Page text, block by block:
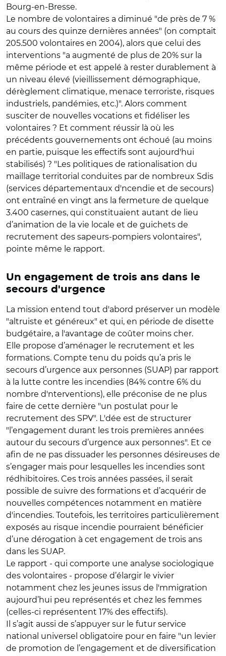
Bourg-en-Bresse.
Le nombre de volontaires a diminué "de près de 7 %
au cours des quinze dernières années" (on comptait
205.500 volontaires en 2004), alors que celui des
interventions "a augmenté de plus de 20% sur la
même période et est appelé à rester durablement à
un niveau élevé (vieillissement démographique,
dérèglement climatique, menace terroriste, risques
industriels, pandémies, etc.)". Alors comment
susciter de nouvelles vocations et fidéliser les
volontaires ? Et comment réussir là où les
précédents gouvernements ont échoué (au moins
en partie, puisque les effectifs sont aujourd'hui
stabilisés) ? "Les politiques de rationalisation du
maillage territorial conduites par de nombreux Sdis
(services départementaux d'ncendie et de secours)
ont entraîné en vingt ans la fermeture de quelque
3.400 casernes, qui constituaient autant de lieu
d’animation de la vie locale et de guichets de
recrutement des sapeurs-pompiers volontaires",
pointe même le rapport.
Un engagement de trois ans dans le
secours d'urgence
La mission entend tout d'abord préserver un modèle
"altruiste et généreux" et qui, en période de disette
budgétaire, a l'avantage de coûter moins cher.
Elle propose d’aménager le recrutement et les
formations. Compte tenu du poids qu’a pris le
secours d’urgence aux personnes (SUAP) par rapport
à la lutte contre les incendies (84% contre 6% du
nombre d'nterventions), elle préconise de ne plus
faire de cette dernière "un postulat pour le
recrutement des SPV". L'dée est de structurer
"l’engagement durant les trois premières années
autour du secours d’urgence aux personnes". Et ce
afin de ne pas dissuader les personnes désireuses de
s’engager mais pour lesquelles les incendies sont
rédhibitoires. Ces trois années passées, il serait
possible de suivre des formations et d’acquérir de
nouvelles compétences notamment en matière
d'incendies. Toutefois, les territoires particulièrement
exposés au risque incendie pourraient bénéficier
d’une dérogation à cet engagement de trois ans
dans les SUAP.
Le rapport - qui comporte une analyse sociologique
des volontaires - propose d’élargir le vivier
notamment chez les jeunes issus de l'mmigration
aujourd’hui peu représentés et chez les femmes
(celles-ci représentent 17% des effectifs).
Il s’agit aussi de s’appuyer sur le futur service
national universel obligatoire pour en faire "un levier
de promotion de l’engagement et de diversification